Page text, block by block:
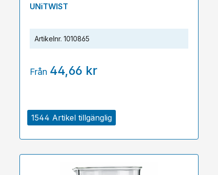
1544 Artikel tillgänglig
UNiTWIST
Artikelnr. 1010865
Från 44,66 kr